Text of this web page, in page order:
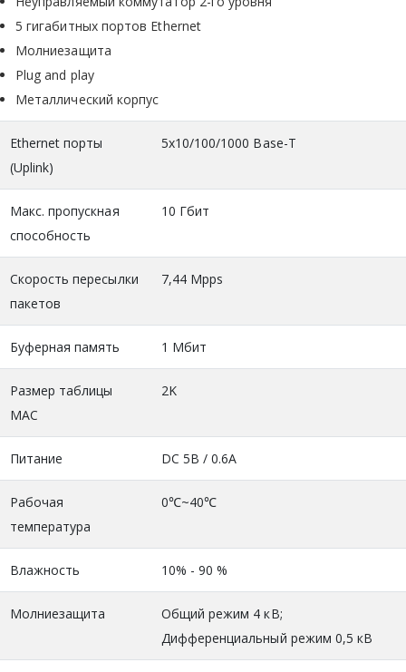
5 гигабитных портов Ethernet
Молниезащита
Plug and play
Металлический корпус
Ethernet порты
(Uplink)
5x10/100/1000 Base-T
Макс. пропускная
способность
10 Гбит
Скорость пересылки
пакетов
7,44 Mpps
Буферная память 1 Мбит
Размер таблицы
MAC
2K
Питание DC 5В / 0.6A
Рабочая
температура
0℃~40℃
Влажность 10% - 90 %
Молниезащита
Общий режим 4 кВ;
Дифференциальный режим 0,5 кВ